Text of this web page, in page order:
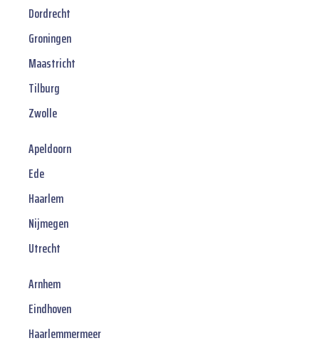
Dordrecht
Groningen
Maastricht
Tilburg
Zwolle
Apeldoorn
Ede
Haarlem
Nijmegen
Utrecht
Arnhem
Eindhoven
Haarlemmermeer